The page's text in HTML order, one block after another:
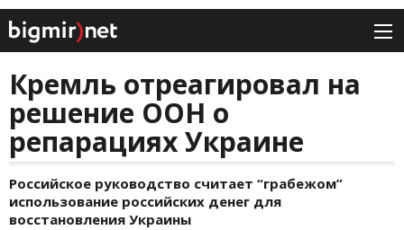
Кремль отреагировал на
решение ООН о
репарациях Украине
Российское руководство считает “грабежом”
использование российских денег для
восстановления Украины